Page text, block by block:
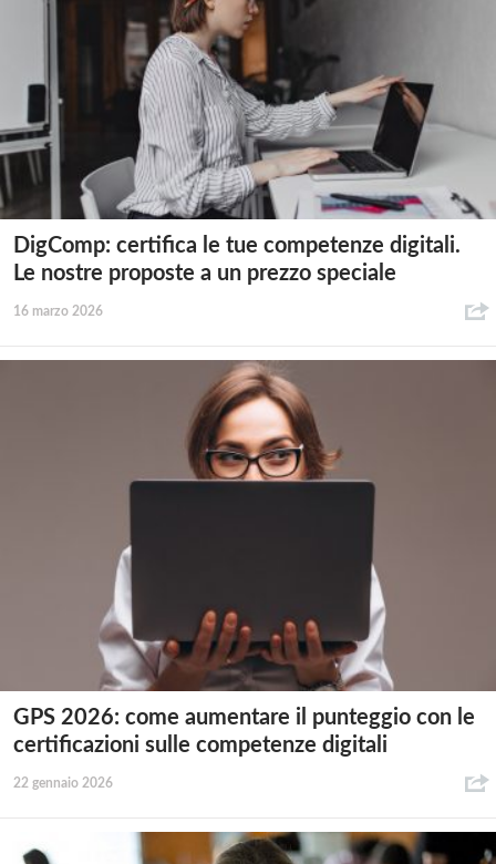
DigComp: certifica le tue competenze digitali.
Le nostre proposte a un prezzo speciale
16 marzo 2026
GPS 2026: come aumentare il punteggio con le
certificazioni sulle competenze digitali
22 gennaio 2026